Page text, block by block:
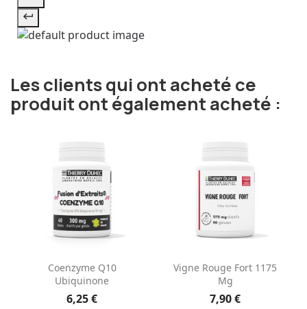
Les clients qui ont acheté ce
produit ont également acheté :
Coenzyme Q10
Ubiquinone
6,25 €
Vigne Rouge Fort 1175
Mg
7,90 €